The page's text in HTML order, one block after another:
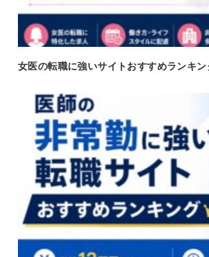
女医の転職に強いサイトおすすめランキン